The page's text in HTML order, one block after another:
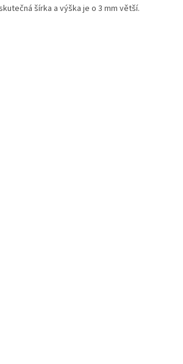
šírka a výška je o 3 mm větší.